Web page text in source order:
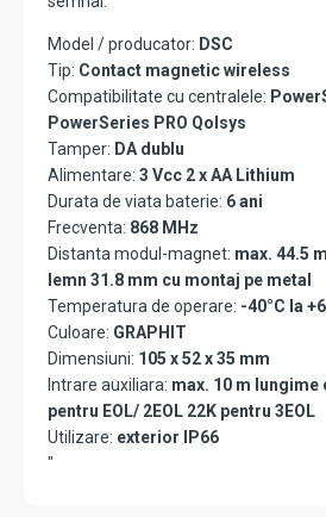
Model / producator: DSC
Tip: Contact magnetic wireless
Compatibilitate cu centralele:
PowerSeries PRO Qolsys
Tamper: DA dublu
Alimentare: 3 Vcc 2 x AA Lithium
Durata de viata baterie: 6 ani
Frecventa: 868 MHz
Distanta modul-magnet: max. 44.5
lemn 31.8 mm cu montaj pe metal
Temperatura de operare: -40°C la
Culoare: GRAPHIT
Dimensiuni: 105 x 52 x 35 mm
Intrare auxiliara: max. 10 m
pentru EOL/ 2EOL 22K pentru 3EOL
Utilizare: exterior IP66
"